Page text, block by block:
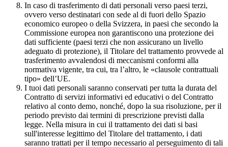
In caso di trasferimento di dati personali verso paesi terzi,
ovvero verso destinatari con sede al di fuori dello Spazio
economico europeo o della Svizzera, in paesi che secondo la
Commissione europea non garantiscono una protezione dei
dati sufficiente (paesi terzi che non assicurano un livello
adeguato di protezione), il Titolare del trattamento provvede al
trasferimento avvalendosi di meccanismi conformi alla
normativa vigente, tra cui, tra l’altro, le «clausole contrattuali
tipo» dell’UE.
I tuoi dati personali saranno conservati per tutta la durata del
Contratto di servizi informativi ed educativi o del Contratto
relativo al conto demo, nonché, dopo la sua risoluzione, per il
periodo previsto dai termini di prescrizione previsti dalla
legge. Nella misura in cui il trattamento dei dati si basi
sull'interesse legittimo del Titolare del trattamento, i dati
saranno trattati per il tempo necessario al perseguimento di tali